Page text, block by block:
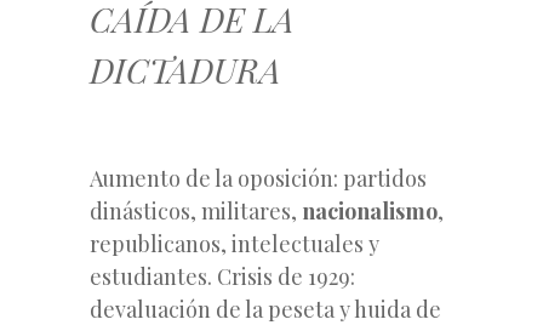
CAÍDA DE LA
DICTADURA
Aumento de la oposición: partidos
dinásticos, militares, nacionalismo,
republicanos, intelectuales y
estudiantes. Crisis de 1929:
devaluación de la peseta y huida de